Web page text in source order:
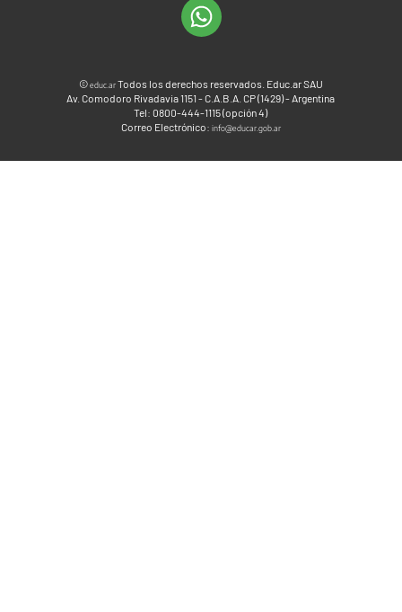
©educ.arTodos los derechos reservados. Educ.ar SAU
Av. Comodoro Rivadavia 1151 - C.A.B.A. CP (1429) - Argentina
Tel: 0800-444-1115 (opción 4)
Correo Electrónico: info@educar.gob.ar